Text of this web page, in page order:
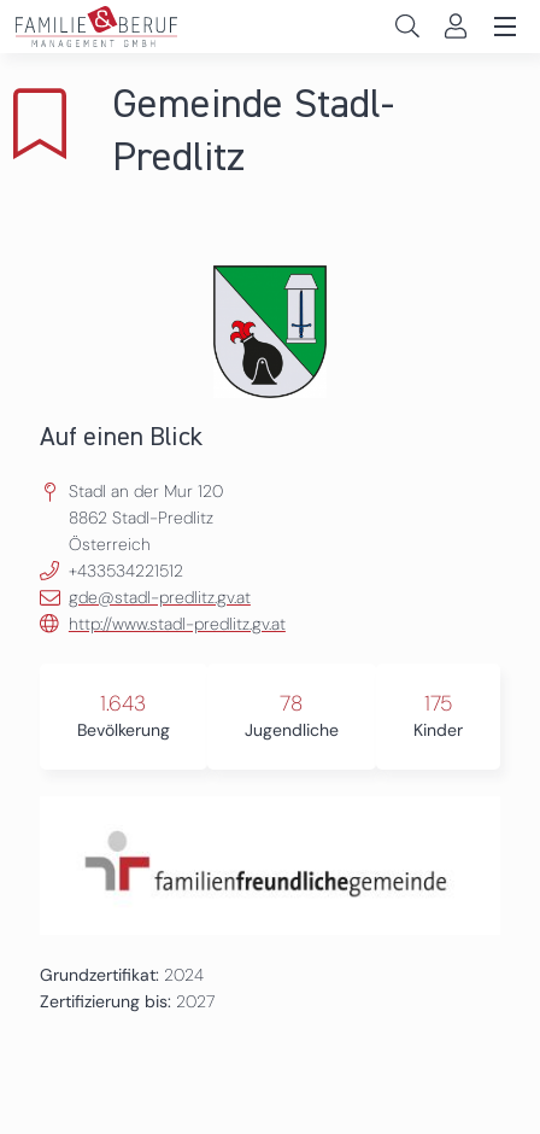
Direkt zum Inhalt
Gemeinden
Gemeinde Stadl-
Predlitz
Auf einen Blick
Stadl an der Mur 120
8862 Stadl-Predlitz
Österreich
+433534221512
gde@stadl-predlitz.gv.at
http://www.stadl-predlitz.gv.at
1.643
Bevölkerung
78
Jugendliche
175
Kinder
Grundzertifikat: 2024
Zertifizierung bis: 2027